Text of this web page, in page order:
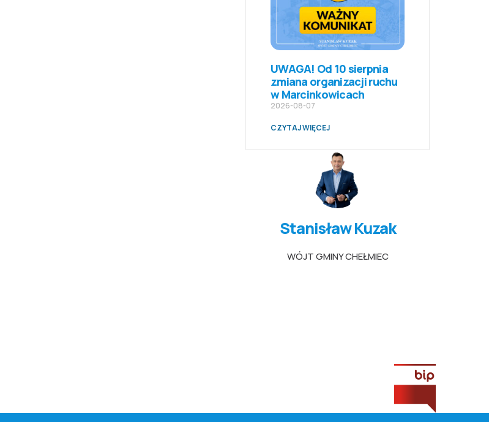
UWAGA! Od 10 sierpnia
zmiana organizacji ruchu
w Marcinkowicach
2026-08-07
CZYTAJ WIĘCEJ
Stanisław Kuzak
WÓJT GMINY CHEŁMIEC